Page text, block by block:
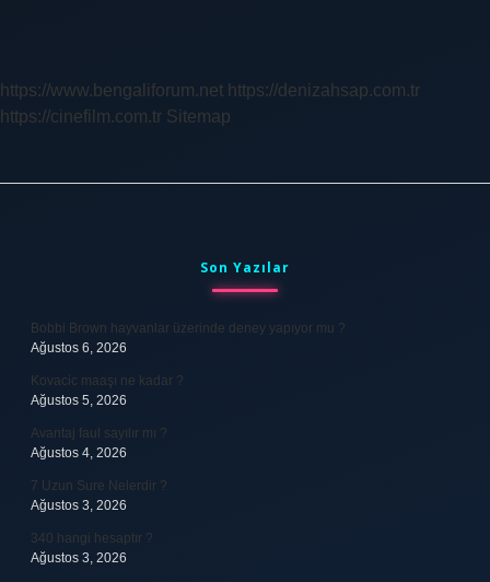
https://www.bengaliforum.net https://denizahsap.com.tr
https://cinefilm.com.tr Sitemap
Son Yazılar
Bobbi Brown hayvanlar üzerinde deney yapıyor mu ?
Ağustos 6, 2026
Kovacic maaşı ne kadar ?
Ağustos 5, 2026
Avantaj faul sayılır mı ?
Ağustos 4, 2026
7 Uzun Sure Nelerdir ?
Ağustos 3, 2026
340 hangi hesaptır ?
Ağustos 3, 2026